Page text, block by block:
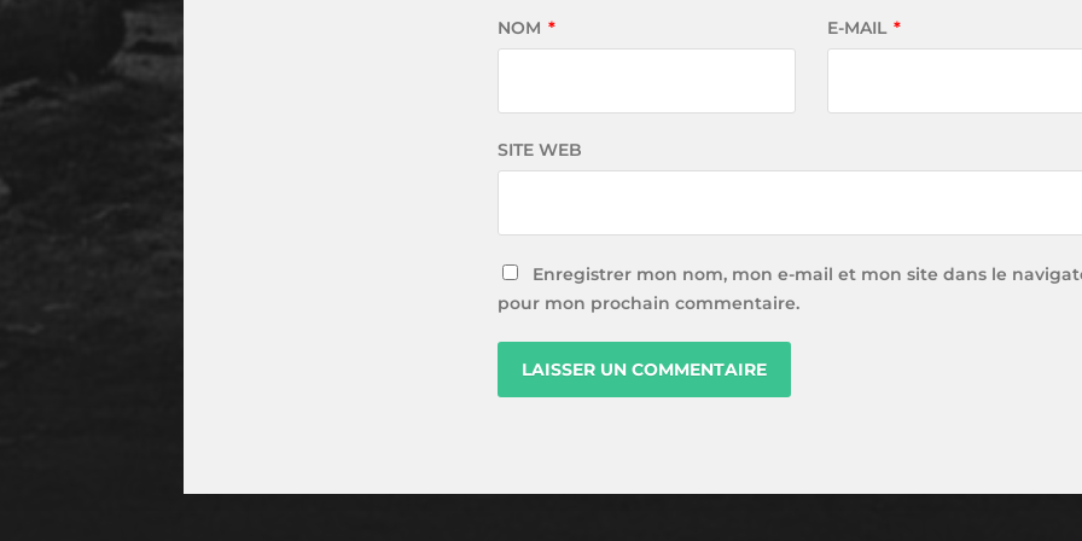
NOM * E-MAIL *
SITE WEB
Enregistrer mon nom, mon e-mail et mon site dans le
pour mon prochain commentaire.